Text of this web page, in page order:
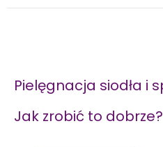
Pielęgnacja siodła i
Jak zrobić to dobrze?